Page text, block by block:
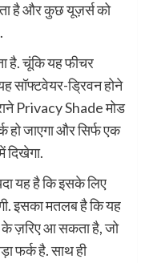
है और कुछ यूज़र्स को
है. चूंकि यह फीचर
सॉफ्टवेयर-ड्रिवन होने
Privacy Shade मोड
हो जाएगा और सिर्फ एक
दिखेगा.
यह है कि इसके लिए
इसका मतलब है कि यह
के ज़रिए आ सकता है, जो
फर्क है. साथ ही